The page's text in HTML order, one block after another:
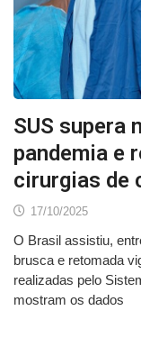
SUS supera
pandemia e
cirurgias de
17/10/2025
O Brasil assistiu,
brusca e retomada
realizadas pelo
mostram os dados